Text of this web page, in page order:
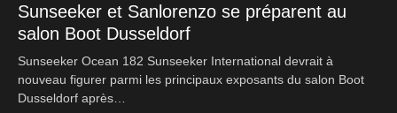
Sunseeker et Sanlorenzo se préparent au
salon Boot Dusseldorf
Sunseeker Ocean 182 Sunseeker International devrait à
nouveau figurer parmi les principaux exposants du salon Boot
Dusseldorf après…